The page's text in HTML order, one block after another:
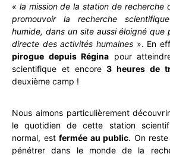
« la mission de la station de recherche
promouvoir la recherche
humide, dans un site aussi éloigné que
directe des activités humaines ». En
pirogue depuis Régina pour
scientifique et encore3 heures de
deuxième camp !
Nous aimons particulièrement
le quotidien de cette station
normal, est fermée au public. On
pénétrer dans le monde de la